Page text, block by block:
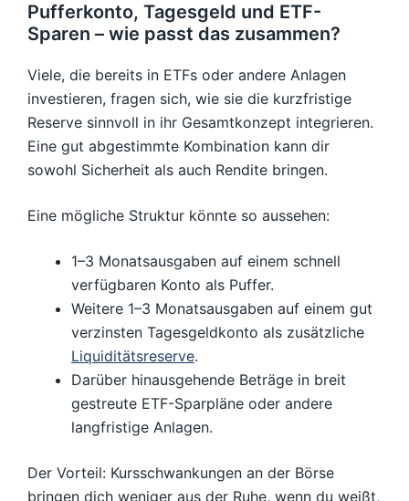
Pufferkonto, Tagesgeld und ETF-
Sparen – wie passt das zusammen?
Viele, die bereits in ETFs oder andere Anlagen
investieren, fragen sich, wie sie die kurzfristige
Reserve sinnvoll in ihr Gesamtkonzept integrieren.
Eine gut abgestimmte Kombination kann dir
sowohl Sicherheit als auch Rendite bringen.
Eine mögliche Struktur könnte so aussehen:
1–3 Monatsausgaben auf einem schnell
verfügbaren Konto als Puffer.
Weitere 1–3 Monatsausgaben auf einem gut
verzinsten Tagesgeldkonto als zusätzliche
Liquiditätsreserve.
Darüber hinausgehende Beträge in breit
gestreute ETF-Sparpläne oder andere
langfristige Anlagen.
Der Vorteil: Kursschwankungen an der Börse
bringen dich weniger aus der Ruhe, wenn du weißt,